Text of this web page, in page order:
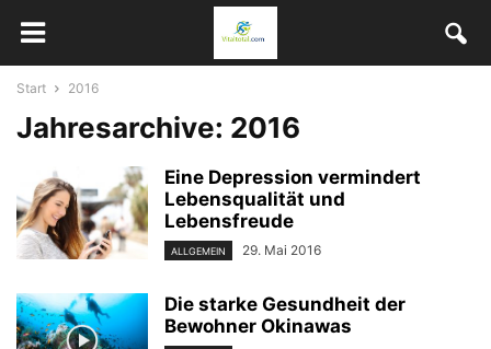
Start 2016
Jahresarchive: 2016
Eine Depression vermindert
Lebensqualität und
Lebensfreude
ALLGEMEIN 29. Mai 2016
Die starke Gesundheit der
Bewohner Okinawas